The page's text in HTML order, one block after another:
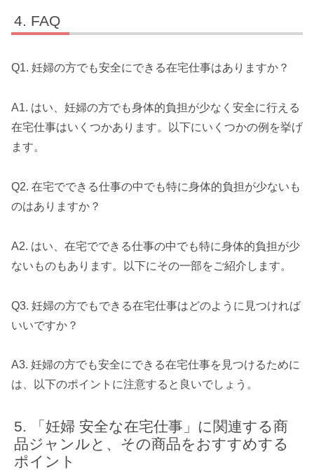
FAQ
Q1. 妊婦の方でも安全にできる在宅仕事はありますか？
A1. はい、妊婦の方でも身体的負担が少なく安全に行える
在宅仕事はいくつかあります。以下にいくつかの例を挙げ
ます。
Q2. 在宅でできる仕事の中でも特に身体的負担が少ないも
のはありますか？
A2. はい、在宅でできる仕事の中でも特に身体的負担が少
ないものもあります。以下にその一部をご紹介します。
Q3. 妊婦の方でもできる在宅仕事はどのように見つければ
いいですか？
A3. 妊婦の方でも安全にできる在宅仕事を見つけるために
は、以下のポイントに注意すると良いでしょう。
「妊婦 安全な在宅仕事」に関連する商
品ジャンルと、その商品をおすすめする
ポイント